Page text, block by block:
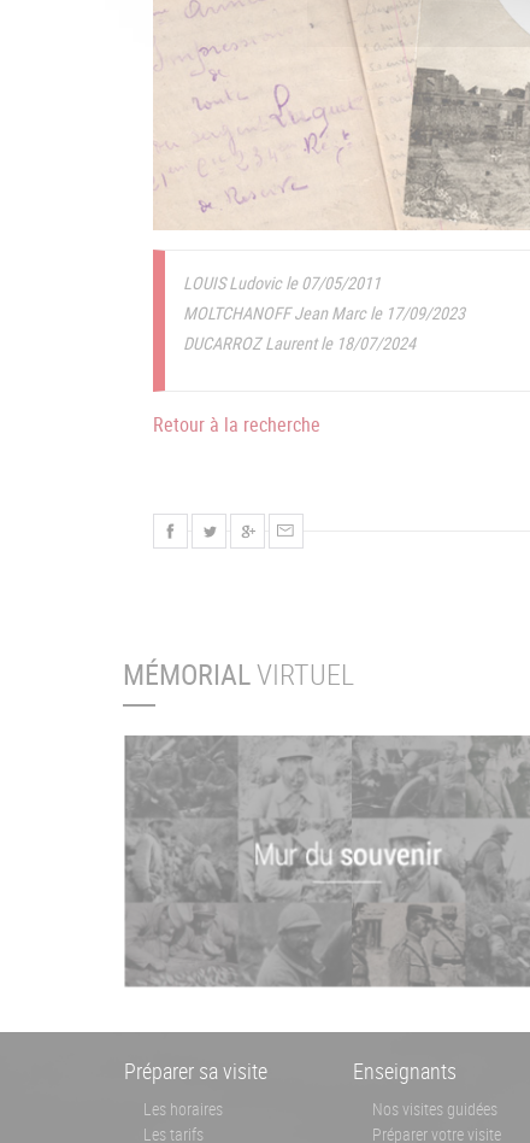
LOUIS Ludovic le 07/05/2011
MOLTCHANOFF Jean Marc le 17/09/2023
DUCARROZ Laurent le 18/07/2024
Retour à la recherche
MÉMORIALVIRTUEL
Menu
Pied
Préparer sa visite
Les horaires
Les tarifs
Enseignants
Nos visites guidées
Préparer votre visite